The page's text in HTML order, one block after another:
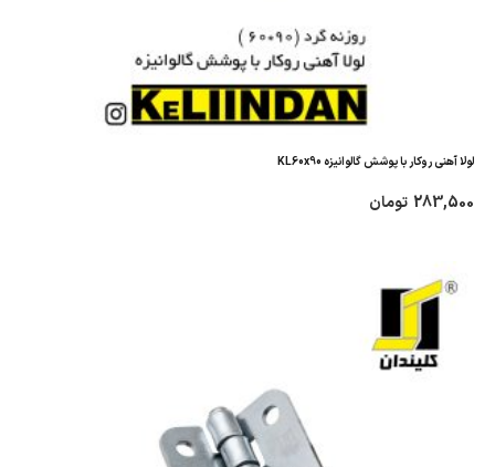
لولا آهنی روکار با پوشش گالوانیزه KL60x90
283,500 تومان